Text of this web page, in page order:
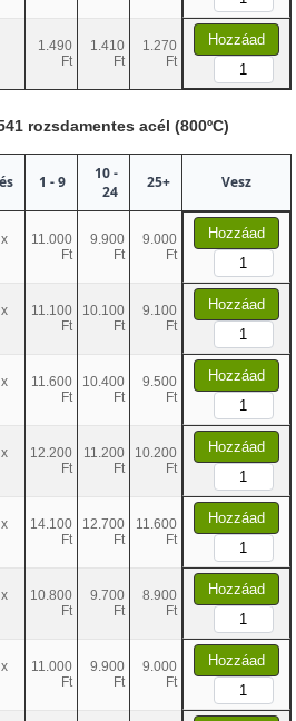
1.490
Ft
1.410
Ft
1.270
Ft
Hozzáad
rozsdamentes acél (800ºC)
1 - 9
10 -
24
25+ Vesz
11.000
Ft
9.900
Ft
9.000
Ft
Hozzáad
11.100
Ft
10.100
Ft
9.100
Ft
Hozzáad
11.600
Ft
10.400
Ft
9.500
Ft
Hozzáad
12.200
Ft
11.200
Ft
10.200
Ft
Hozzáad
14.100
Ft
12.700
Ft
11.600
Ft
Hozzáad
10.800
Ft
9.700
Ft
8.900
Ft
Hozzáad
11.000
Ft
9.900
Ft
9.000
Ft
Hozzáad